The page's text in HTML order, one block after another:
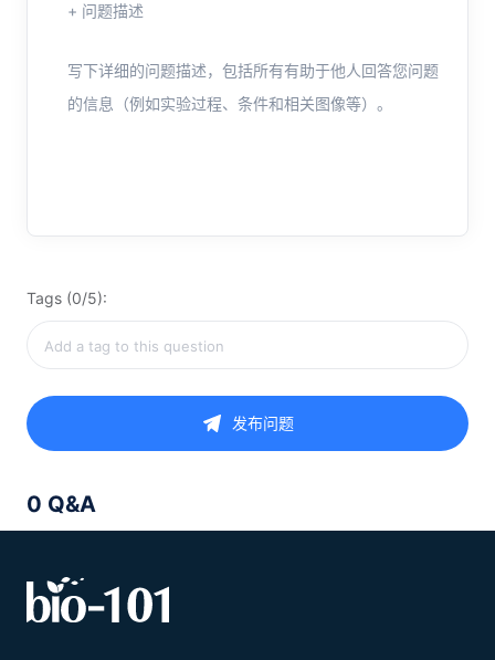
+ 问题描述
写下详细的问题描述，包括所有有助于他人回答您问题
的信息（例如实验过程、条件和相关图像等）。
Tags (0/5):
发布问题
0 Q&A